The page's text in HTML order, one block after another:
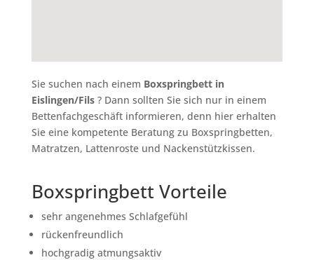
Sie suchen nach einem Boxspringbett in
Eislingen/Fils? Dann sollten Sie sich nur in einem
Bettenfachgeschäft informieren, denn hier erhalten
Sie eine kompetente Beratung zu Boxspringbetten,
Matratzen, Lattenroste und Nackenstützkissen.
Boxspringbett Vorteile
sehr angenehmes Schlafgefühl
rückenfreundlich
hochgradig atmungsaktiv